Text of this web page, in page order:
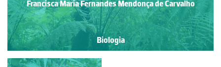
Francisca Maria Fernandes Mendonça de Carvalho
Biologia